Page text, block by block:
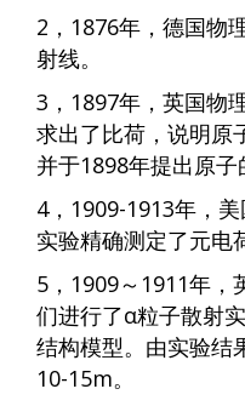
2，1876年，德国物
射线。
3，1897年，英国物
求出了比荷，说明原
并于1898年提出原子
4，1909-1913年，
实验精确测定了元电
5，1909～1911年，
们进行了α粒子散射
结构模型。由实验结
10-15m。